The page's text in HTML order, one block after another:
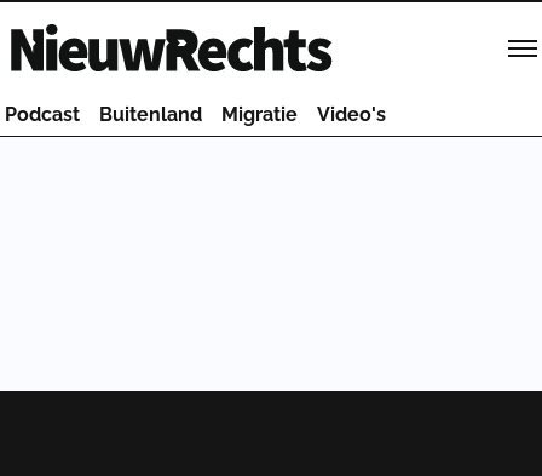
Homepage van NieuwRechts
Podcast Buitenland Migratie Video's